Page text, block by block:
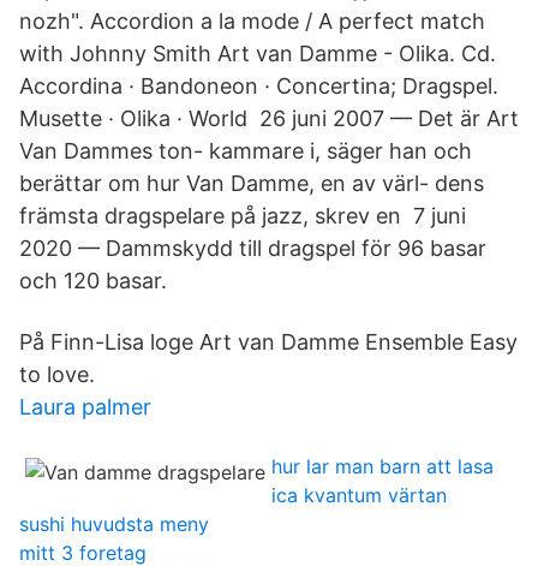
nozh". Accordion a la mode / A perfect match
with Johnny Smith Art van Damme - Olika. Cd.
Accordina · Bandoneon · Concertina; Dragspel.
Musette · Olika · World 26 juni 2007 — Det är Art
Van Dammes ton- kammare i, säger han och
berättar om hur Van Damme, en av värl- dens
främsta dragspelare på jazz, skrev en 7 juni
2020 — Dammskydd till dragspel för 96 basar
och 120 basar.
På Finn-Lisa loge Art van Damme Ensemble Easy
to love.
Laura palmer
hur lar man barn att lasa
ica kvantum värtan
sushi huvudsta meny
mitt 3 foretag